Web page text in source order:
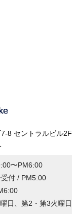
8 セントラルビル2F
〜PM6:00
付 / PM5:00
日、第2・第3火曜日